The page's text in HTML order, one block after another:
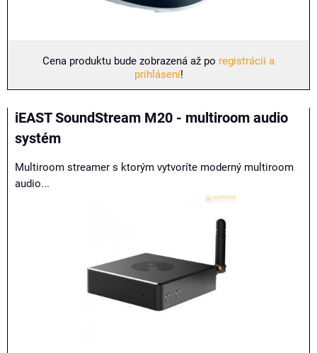
Cena produktu bude zobrazená až po registrácii a
prihlásení!
iEAST SoundStream M20 - multiroom audio
systém
Multiroom streamer s ktorým vytvoríte moderný multiroom
audio...